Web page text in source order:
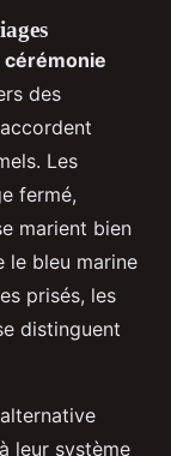
des
Les
fermé,
marient bien
le bleu marine
prisés, les
distinguent
leur système